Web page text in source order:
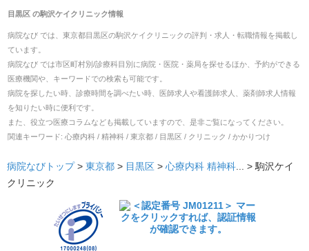
目黒区の駒沢ケイクリニック情報
病院なび では、 東京都目黒区の駒沢ケイクリニックの評判・求人・転職情報を掲載し
ています。
病院なび では市区町村別/診療科目別に病院・医院・薬局を探せるほか、予約ができる
医療機関や、キーワードでの検索も可能です。
病院を探したい時、診療時間を調べたい時、医師求人や看護師求人、薬剤師求人情報
を知りたい時に便利です。
また、役立つ医療コラムなども掲載していますので、是非ご覧になってください。
関連キーワード: 心療内科 / 精神科 / 東京都 / 目黒区 / クリニック / かかりつけ
病院なびトップ > 東京都 > 目黒区 > 心療内科 精神科... >駒沢ケイ
クリニック